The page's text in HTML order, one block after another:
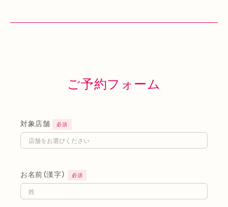
ご予約フォーム
対象店舗 必須
お名前（漢字） 必須